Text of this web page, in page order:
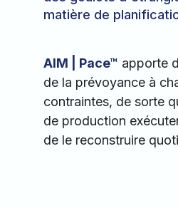
matière de
AIM | Pace™ apporte
de la prévoyance à
contraintes, de sorte
de production
de le reconstruire